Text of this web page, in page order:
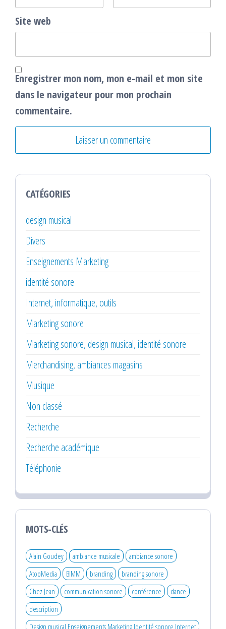
Site web
Enregistrer mon nom, mon e-mail et mon site
dans le navigateur pour mon prochain
commentaire.
CATÉGORIES
design musical
Divers
Enseignements Marketing
identité sonore
Internet, informatique, outils
Marketing sonore
Marketing sonore, design musical, identité sonore
Merchandising, ambiances magasins
Musique
Non classé
Recherche
Recherche académique
Téléphonie
MOTS-CLÉS
Alain Goudey ambiance musicale
ambiance sonore
AtooMedia
BIMM branding
branding sonore
Chez Jean
communication sonore conférence
dance
description
Design musical Enseignements Marketing Identité sonore Internet